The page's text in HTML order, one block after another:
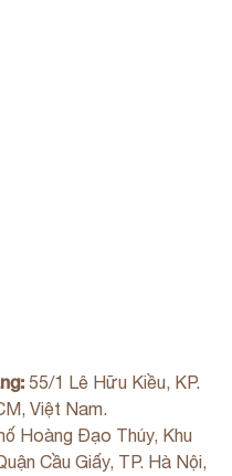
55/1 Lê Hữu Kiều, KP.
Việt Nam.
Hoàng Đạo Thúy, Khu
Cầu Giấy, TP. Hà Nội,